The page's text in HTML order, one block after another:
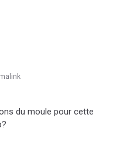
du moule pour cette